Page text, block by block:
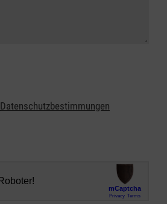
Datenschutzbestimmungen